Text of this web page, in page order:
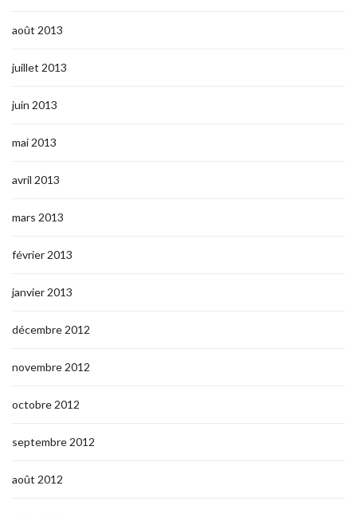
août 2013
juillet 2013
juin 2013
mai 2013
avril 2013
mars 2013
février 2013
janvier 2013
décembre 2012
novembre 2012
octobre 2012
septembre 2012
août 2012